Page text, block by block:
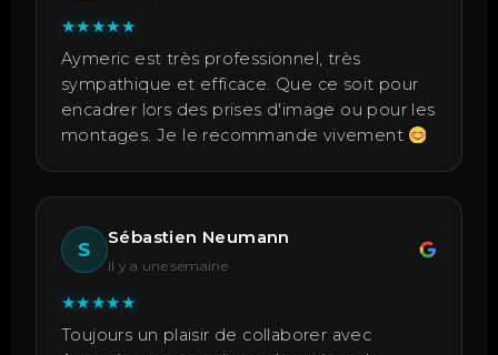
★★★★★
Aymeric est très professionnel, très
sympathique et efficace. Que ce soit pour
encadrer lors des prises d'image ou pour les
montages. Je le recommande vivement
S
Sébastien Neumann
il y a une semaine
★★★★★
Toujours un plaisir de collaborer avec